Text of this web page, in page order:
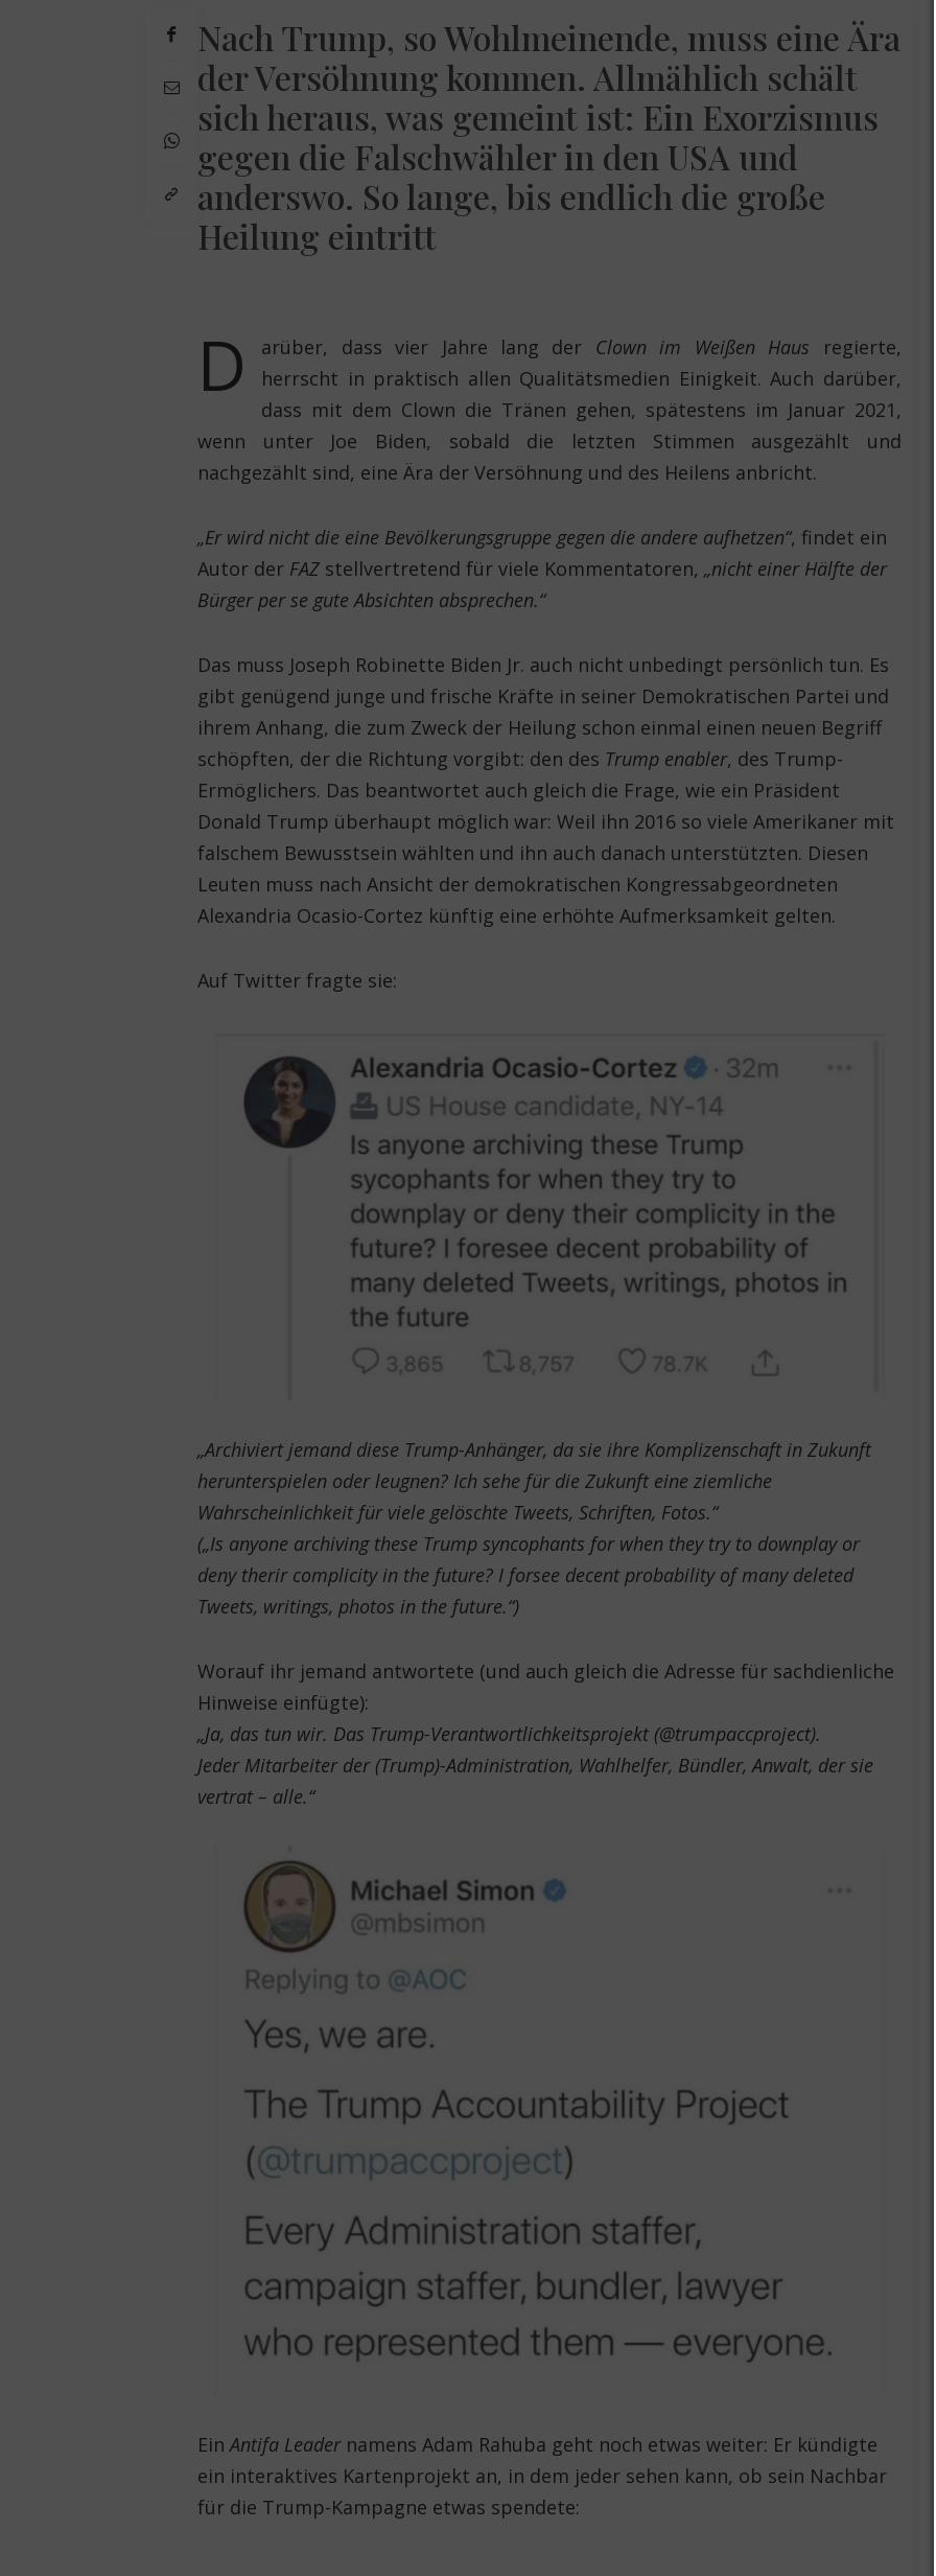
Nach Trump, so Wohlmeinende, muss eine Ära
der Versöhnung kommen. Allmählich schält
sich heraus, was gemeint ist: Ein Exorzismus
gegen die Falschwähler in den USA und
anderswo. So lange, bis endlich die große
Heilung eintritt
D arüber, dass vier Jahre lang der Clown im Weißen Haus regierte,
herrscht in praktisch allen Qualitätsmedien Einigkeit. Auch darüber,
dass mit dem Clown die Tränen gehen, spätestens im Januar 2021,
wenn unter Joe Biden, sobald die letzten Stimmen ausgezählt und
nachgezählt sind, eine Ära der Versöhnung und des Heilens anbricht.
„Er wird nicht die eine Bevölkerungsgruppe gegen die andere aufhetzen“, findet ein
Autor der FAZ stellvertretend für viele Kommentatoren, „nicht einer Hälfte der
Bürger per se gute Absichten absprechen.“
Das muss Joseph Robinette Biden Jr. auch nicht unbedingt persönlich tun. Es
gibt genügend junge und frische Kräfte in seiner Demokratischen Partei und
ihrem Anhang, die zum Zweck der Heilung schon einmal einen neuen Begriff
schöpften, der die Richtung vorgibt: den des Trump enabler, des Trump-
Ermöglichers. Das beantwortet auch gleich die Frage, wie ein Präsident
Donald Trump überhaupt möglich war: Weil ihn 2016 so viele Amerikaner mit
falschem Bewusstsein wählten und ihn auch danach unterstützten. Diesen
Leuten muss nach Ansicht der demokratischen Kongressabgeordneten
Alexandria Ocasio-Cortez künftig eine erhöhte Aufmerksamkeit gelten.
Auf Twitter fragte sie:
„Archiviert jemand diese Trump-Anhänger, da sie ihre Komplizenschaft in Zukunft
herunterspielen oder leugnen? Ich sehe für die Zukunft eine ziemliche
Wahrscheinlichkeit für viele gelöschte Tweets, Schriften, Fotos.“
(„Is anyone archiving these Trump syncophants for when they try to downplay or
deny therir complicity in the future? I forsee decent probability of many deleted
Tweets, writings, photos in the future.“)
Worauf ihr jemand antwortete (und auch gleich die Adresse für sachdienliche
Hinweise einfügte):
„Ja, das tun wir. Das Trump-Verantwortlichkeitsprojekt (@trumpaccproject).
Jeder Mitarbeiter der (Trump)-Administration, Wahlhelfer, Bündler, Anwalt, der sie
vertrat – alle.“
EinAntifa Leadernamens Adam Rahuba geht noch etwas weiter: Er kündigte
ein interaktives Kartenprojekt an, in dem jeder sehen kann, ob sein Nachbar
für die Trump-Kampagne etwas spendete: